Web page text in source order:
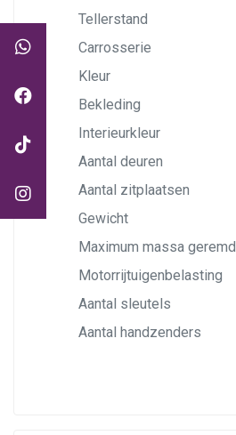
Tellerstand
Carrosserie
Kleur
Bekleding
Interieurkleur
Aantal deuren
Aantal zitplaatsen
Gewicht
Maximum massa geremd
Motorrijtuigenbelasting
Aantal sleutels
Aantal handzenders